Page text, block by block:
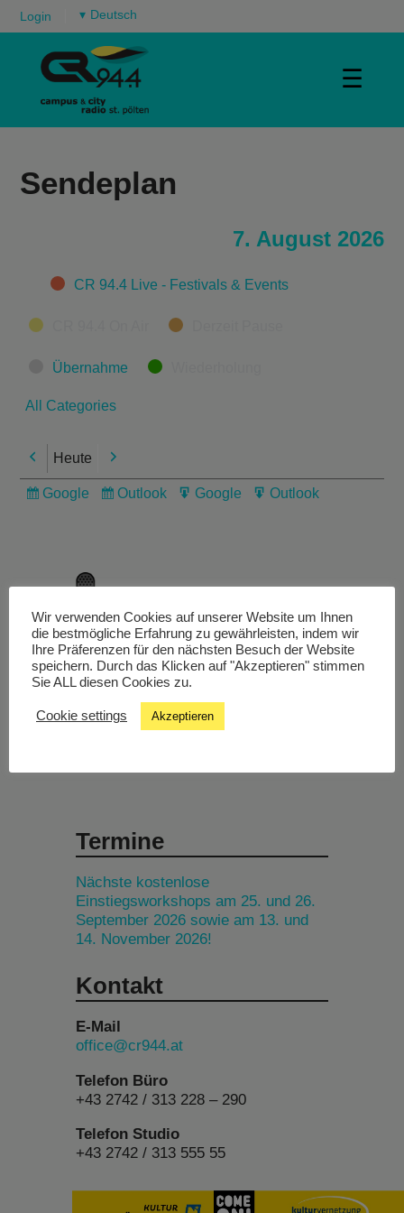
Login ▾
☰
Sendeplan
7. August 2026
CategoriesCR 94.4 Live - Festivals & Events
Übernahme
All Categories
Previous
Heute Next
Subscribe
Google
Subscribe
Outlook
Export
Google
Export
Outlook
Livestream
Studiochat
Termine
Nächste kostenlose
Einstiegsworkshops am 25. und 26.
September 2026 sowie am 13. und
14. November 2026!
Kontakt
E-Mail
office@cr944.at
Telefon Büro
+43 2742 / 313 228 – 290
Telefon Studio
+43 2742 / 313 555 55
Wir verwenden Cookies auf unserer Website um Ihnen
die bestmögliche Erfahrung zu gewährleisten, indem wir
Ihre Präferenzen für den nächsten Besuch der Website
speichern. Durch das Klicken auf "Akzeptieren" stimmen
Sie ALL diesen Cookies zu.
Cookie settings Akzeptieren